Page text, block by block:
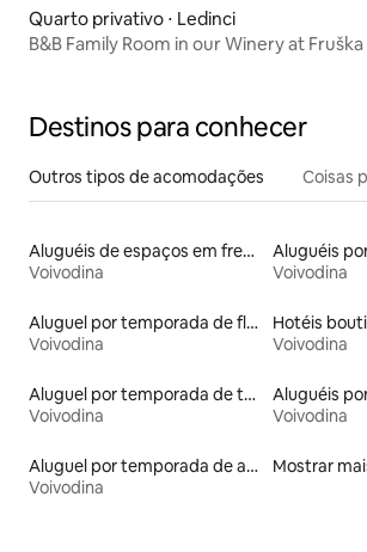
Quarto privativo ⋅ Ledinci
B&B Family Room in our Winery at
Destinos para conhecer
Outros tipos de acomodações Coisas
Aluguéis de espaços em frente à praia
Voivodina
Voivodina
Aluguel por temporada de flats
Voivodina
Hotéis
Voivodina
Aluguel por temporada de townhouses
Voivodina
Voivodina
Aluguel por temporada de apart-hotéis
Voivodina
Mostrar